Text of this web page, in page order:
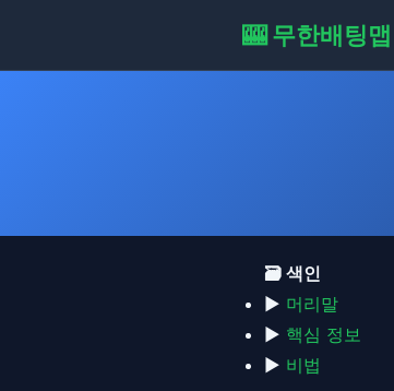
🎰 무한배팅맵
🗃️ 색인
▶ 머리말
▶ 핵심 정보
▶ 비법